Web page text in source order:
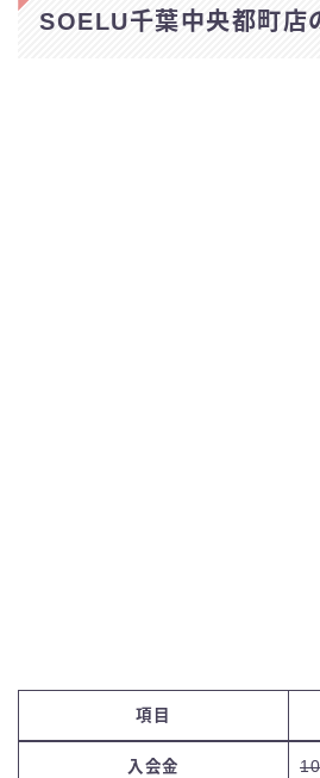
SOELU千葉中央都町店
項目
入会金